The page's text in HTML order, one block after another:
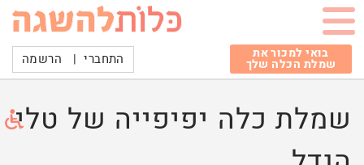
בואי למכור את
שמלת הכלה שלך התחברי | הרשמה
שמלת כלה יפיפייה של טלי